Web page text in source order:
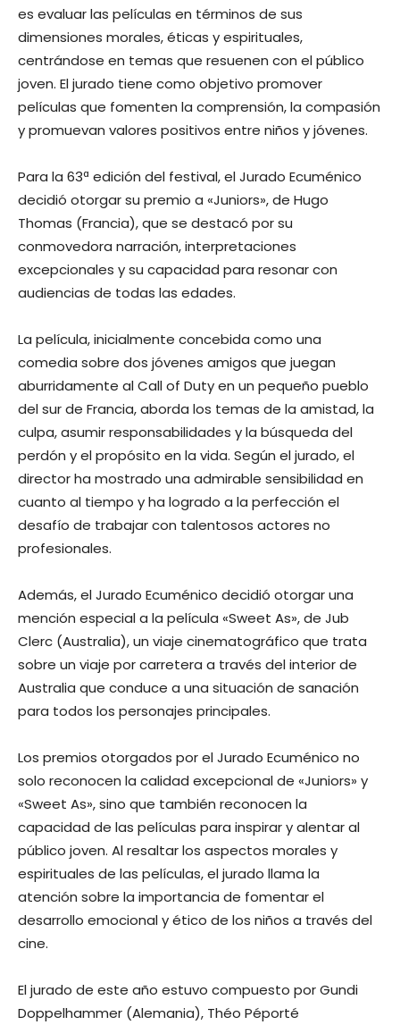
es evaluar las películas en términos de sus
dimensiones morales, éticas y espirituales,
centrándose en temas que resuenen con el público
joven. El jurado tiene como objetivo promover
películas que fomenten la comprensión, la compasión
y promuevan valores positivos entre niños y jóvenes.
Para la 63ª edición del festival, el Jurado Ecuménico
decidió otorgar su premio a «Juniors», de Hugo
Thomas (Francia), que se destacó por su
conmovedora narración, interpretaciones
excepcionales y su capacidad para resonar con
audiencias de todas las edades.
La película, inicialmente concebida como una
comedia sobre dos jóvenes amigos que juegan
aburridamente al Call of Duty en un pequeño pueblo
del sur de Francia, aborda los temas de la amistad, la
culpa, asumir responsabilidades y la búsqueda del
perdón y el propósito en la vida. Según el jurado, el
director ha mostrado una admirable sensibilidad en
cuanto al tiempo y ha logrado a la perfección el
desafío de trabajar con talentosos actores no
profesionales.
Además, el Jurado Ecuménico decidió otorgar una
mención especial a la película «Sweet As», de Jub
Clerc (Australia), un viaje cinematográfico que trata
sobre un viaje por carretera a través del interior de
Australia que conduce a una situación de sanación
para todos los personajes principales.
Los premios otorgados por el Jurado Ecuménico no
solo reconocen la calidad excepcional de «Juniors» y
«Sweet As», sino que también reconocen la
capacidad de las películas para inspirar y alentar al
público joven. Al resaltar los aspectos morales y
espirituales de las películas, el jurado llama la
atención sobre la importancia de fomentar el
desarrollo emocional y ético de los niños a través del
cine.
El jurado de este año estuvo compuesto por Gundi
Doppelhammer (Alemania), Théo Péporté